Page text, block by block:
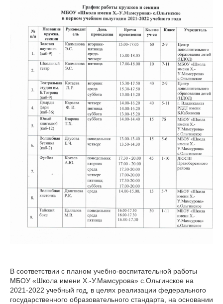
В соответствии с планом учебно-воспитательной работы
МБОУ «Школа имени Х.-У.Мамсурова» с.Ольгинское на
2021-2022 учебный год, в целях реализации федерального
государственного образовательного стандарта, на основании